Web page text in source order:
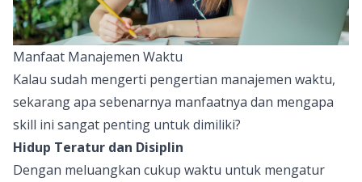
Manfaat Manajemen Waktu
Kalau sudah mengerti pengertian manajemen waktu,
sekarang apa sebenarnya manfaatnya dan mengapa
skill ini sangat penting untuk dimiliki?
Hidup Teratur dan Disiplin
Dengan meluangkan cukup waktu untuk mengatur